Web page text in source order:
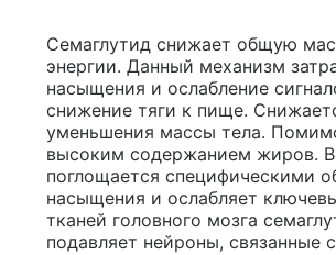
Семаглутид снижает общую
энергии. Данный механизм
насыщения и ослабление
снижение тяги к пище.
уменьшения массы тела.
высоким содержанием жиров. В
поглощается специфическими
насыщения и ослабляет
тканей головного мозга
подавляет нейроны, связанные